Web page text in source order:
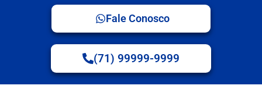
Fale Conosco
(71) 99999-9999